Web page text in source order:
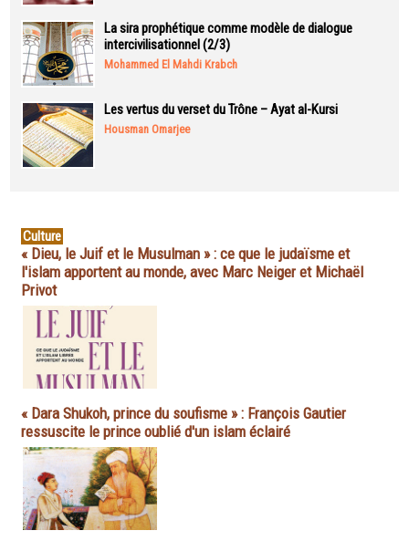
La sira prophétique comme modèle de dialogue
intercivilisationnel (2/3)
Mohammed El Mahdi Krabch
Les vertus du verset du Trône – Ayat al-Kursi
Housman Omarjee
Culture
« Dieu, le Juif et le Musulman » : ce que le judaïsme et
l'islam apportent au monde, avec Marc Neiger et Michaël
Privot
« Dara Shukoh, prince du soufisme » : François Gautier
ressuscite le prince oublié d'un islam éclairé